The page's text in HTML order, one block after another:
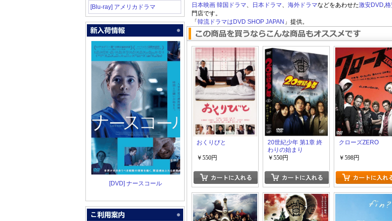
[Blu-ray] アメリカドラマ
[DVD] ナースコール
日本映画 韓国ドラマ、 日本ドラマ、 海外ドラマなどをあわせた激安DVD,
門店です。
「 韓流ドラマはDVD SHOP JAPAN 」提供。
おくりびと
￥550円
20世紀少年 第1章 終
わりの始まり
￥550円
クローズZERO
￥598円